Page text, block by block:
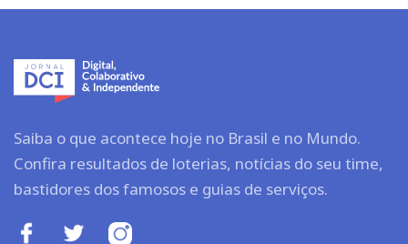
Saiba o que acontece hoje no Brasil e no Mundo.
Confira resultados de loterias, notícias do seu time,
bastidores dos famosos e guias de serviços.